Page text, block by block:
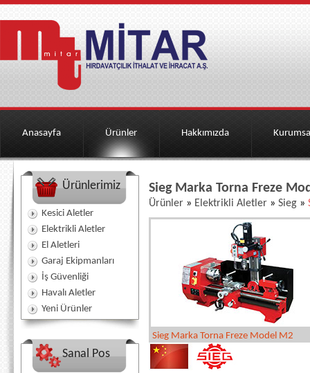
Anasayfa Ürünler Hakkımızda
Ürünlerimiz
Kesici Aletler
Elektrikli Aletler
El Aletleri
Garaj Ekipmanları
İş Güvenliği
Havalı Aletler
Yeni Ürünler
Sanal Pos
Sieg Marka Torna Freze
Ürünler » Elektrikli Aletler » Sieg »
Sieg Marka Torna Freze Model M2